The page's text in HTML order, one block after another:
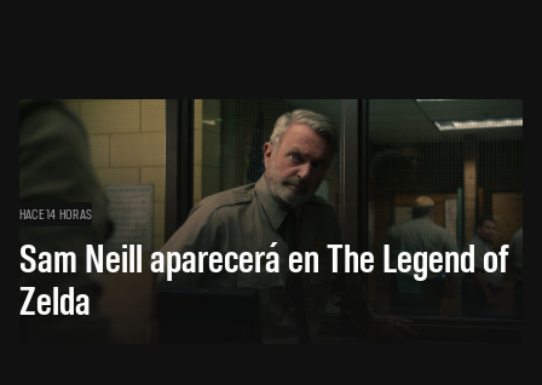
HACE 14 HORAS
Sam Neill aparecerá en The Legend of
Zelda